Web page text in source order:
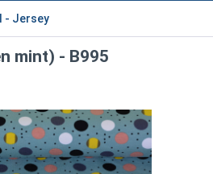
- Jersey
mint) - B995